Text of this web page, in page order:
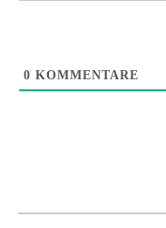
0 KOMMENTARE